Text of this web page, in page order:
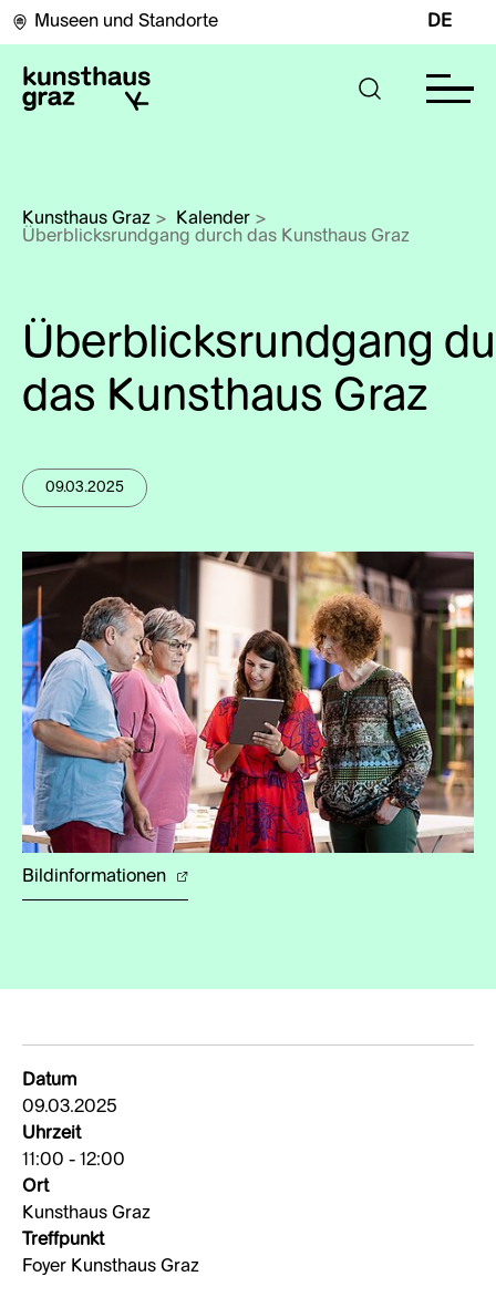
Museen und Standorte DE
Kunsthaus Graz > Kalender >
Überblicksrundgang durch das Kunsthaus Graz
Überblicksrundgang
das Kunsthaus Graz
09.03.2025
Bildinformationen
Datum
09.03.2025
Uhrzeit
11:00 - 12:00
Ort
Kunsthaus Graz
Treffpunkt
Foyer Kunsthaus Graz